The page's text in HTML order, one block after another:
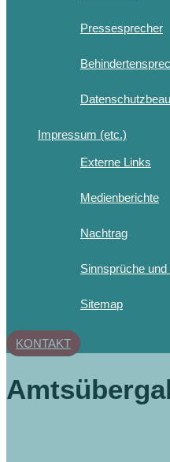
Pressesprecher
Impressum (etc.)
Externe Links
Medienberichte
Nachtrag
Sinnsprüche und
Sitemap
KONTAKT